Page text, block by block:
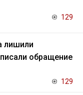
129
лишили
обращение
129